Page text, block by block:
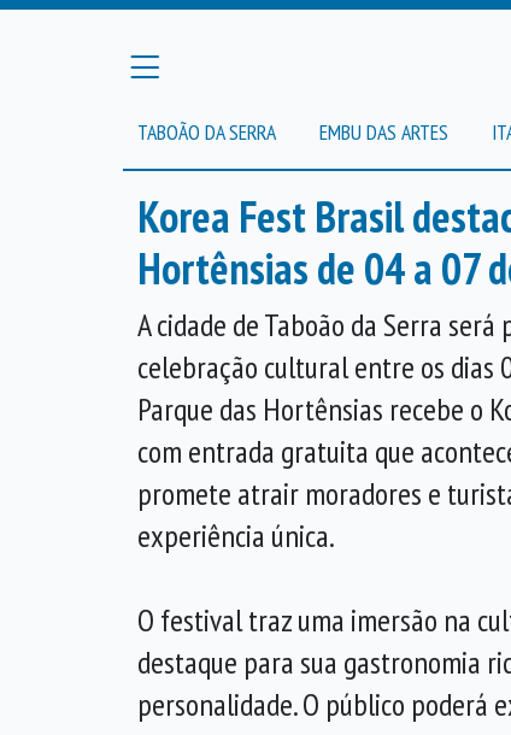
TABOÃO DA SERRA EMBU DAS ARTES
Korea Fest Brasil
Hortênsias de 04 a 07
A cidade de Taboão da Serra
celebração cultural entre os dias
Parque das Hortênsias recebe o
com entrada gratuita que
promete atrair moradores e
experiência única.
O festival traz uma imersão na
destaque para sua gastronomia
personalidade. O público poderá